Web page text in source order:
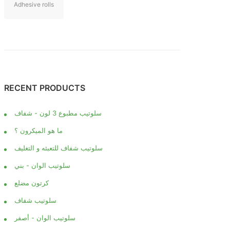
Adhesive rolls
RECENT PRODUCTS
سلوتيب مطبوع 3 لون - شفاف
ما هو الميكرون ؟
سلوتيب شفاف للتعبئه و التغليف
سلوتيب الوان - بني
كرتون مضلع
سلوتيب شفاف
سلوتيب الوان - أصفر